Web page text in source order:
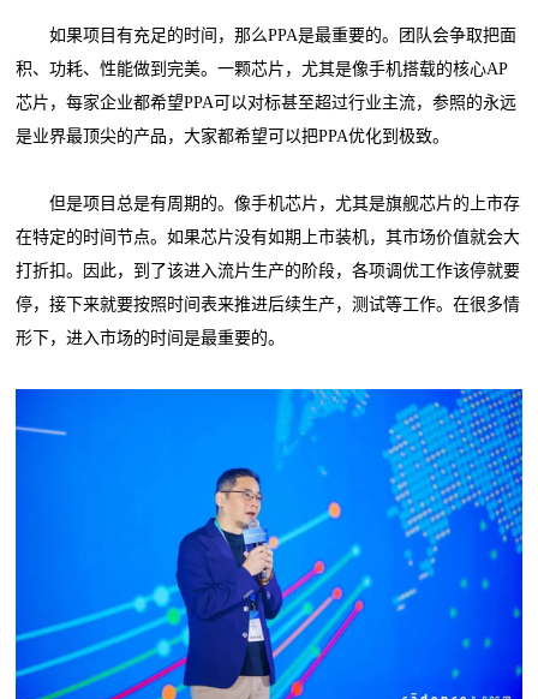
如果项目有充足的时间，那么PPA是最重要的。团队会争取把面
积、功耗、性能做到完美。一颗芯片，尤其是像手机搭载的核心AP
芯片，每家企业都希望PPA可以对标甚至超过行业主流，参照的永远
是业界最顶尖的产品，大家都希望可以把PPA优化到极致。
但是项目总是有周期的。像手机芯片，尤其是旗舰芯片的上市存
在特定的时间节点。如果芯片没有如期上市装机，其市场价值就会大
打折扣。因此，到了该进入流片生产的阶段，各项调优工作该停就要
停，接下来就要按照时间表来推进后续生产，测试等工作。在很多情
形下，进入市场的时间是最重要的。